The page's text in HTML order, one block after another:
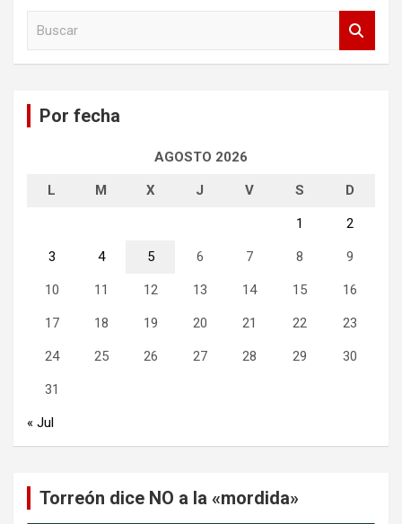
Por fecha
AGOSTO 2026
L M X J V S D
1 2
3 4 5 6 7 8 9
10 11 12 13 14 15 16
17 18 19 20 21 22 23
24 25 26 27 28 29 30
31
« Jul
Torreón dice NO a la «mordida»